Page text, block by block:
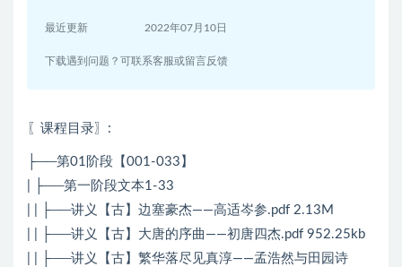
最近更新 2022年07月10日
下载遇到问题？可联系客服或留言反馈
〖课程目录〗 :
├──第01阶段【001-033】
| ├──第一阶段文本1-33
| | ├──讲义【古】边塞豪杰——高适岑参.pdf 2.13M
| | ├──讲义【古】大唐的序曲——初唐四杰.pdf 952.25kb
| | ├──讲义【古】繁华落尽见真淳——孟浩然与田园诗